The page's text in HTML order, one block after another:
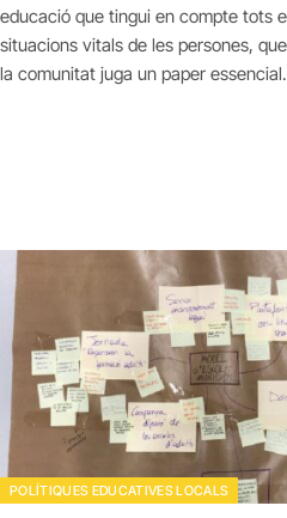
educació que tingui en compte tots
situacions vitals de les persones,
la comunitat juga un paper essencial.
POLÍTIQUES EDUCATIVES LOCALS